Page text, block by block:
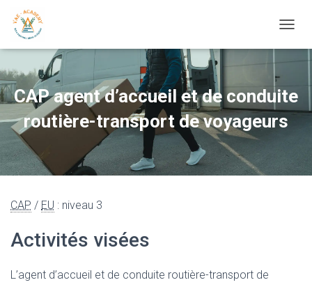
CAP agent d’accueil et de conduite
routière-transport de voyageurs
CAP / EU : niveau 3
Activités visées
L’agent d’accueil et de conduite routière-transport de